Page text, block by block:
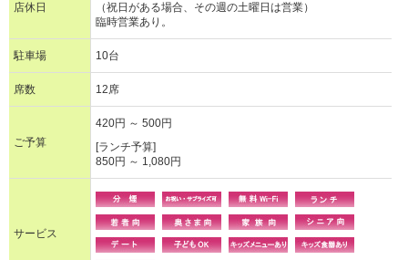
店休日
（祝日がある場合、その週の土曜日は営業）
臨時営業あり。
駐車場 10台
席数 12席
ご予算
420円 ～ 500円
[ランチ予算]
850円 ～ 1,080円
サービス